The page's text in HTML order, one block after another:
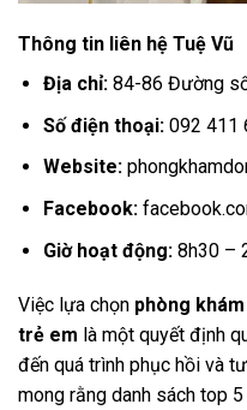
Thông tin liên hệ Tuệ Vũ
Địa chỉ: 84-86 Đường số
Số điện thoại: 092 411
Website:
Facebook:
Giờ hoạt động: 8h30 –
Việc lựa chọn phòng
trẻ em là một quyết định
đến quá trình phục hồi và
mong rằng danh sách top